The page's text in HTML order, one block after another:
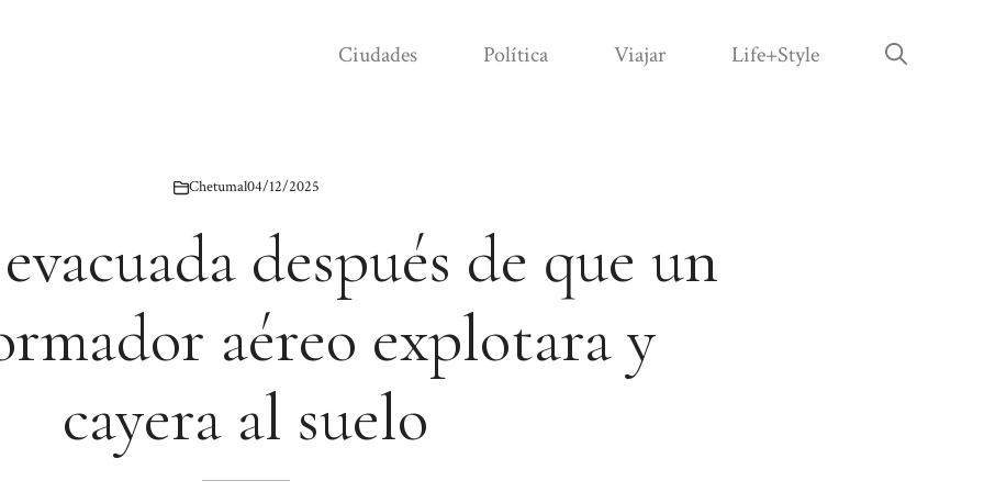
Ciudades Política Viajar Life+Style
Chetumal04/12/2025
después de que un
aéreo explotara y
cayera al suelo